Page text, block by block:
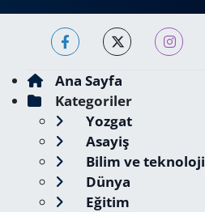
Ana Sayfa
Kategoriler
Yozgat
Asayiş
Bilim ve teknoloji
Dünya
Eğitim